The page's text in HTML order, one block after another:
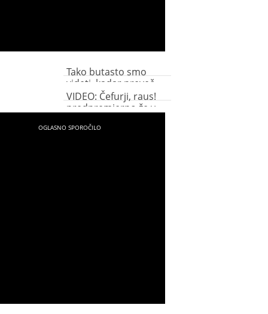
Tako butasto smo
videti, kadar preveč
spijemo (video)
VIDEO: Čefurji, raus!
predpremierno že v